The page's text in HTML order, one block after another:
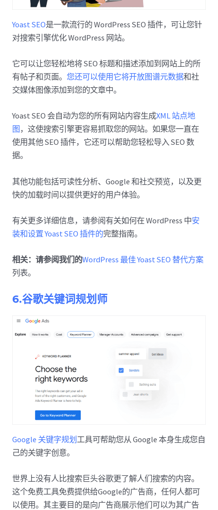
Yoast SEO是一款流行的 WordPress SEO 插件，可让您针
对搜索引擎优化 WordPress 网站。
它可以让您轻松地将 SEO 标题和描述添加到网站上的所
有帖子和页面。您还可以使用它将开放图谱元数据和社
交媒体图像添加到您的文章中。
Yoast SEO 会自动为您的所有网站内容生成XML 站点地
图 ，这使搜索引擎更容易抓取您的网站。如果您一直在
使用其他 SEO 插件，它还可以帮助您轻松导入 SEO 数
据。
其他功能包括可读性分析、Google 和社交预览，以及更
快的加载时间以提供更好的用户体验。
有关更多详细信息，请参阅有关如何在 WordPress 中安
装和设置 Yoast SEO 插件的完整指南。
相关：请参阅我们的WordPress 最佳 Yoast SEO 替代方案
列表。
6.谷歌关键词规划师
Google 关键字规划工具可帮助您从 Google 本身生成您自
己的关键字创意。
世界上没有人比搜索巨头谷歌更了解人们搜索的内容。
这个免费工具免费提供给Google的广告商，任何人都可
以使用。其主要目的是向广告商展示他们可以为其广告